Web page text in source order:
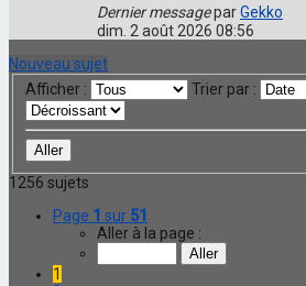
Dernier messageparGekko
dim. 2 août 2026 08:56
Nouveau sujet
Afficher :
Trier par :
1256 sujets
Page 1 sur 51
Aller à la page :
1